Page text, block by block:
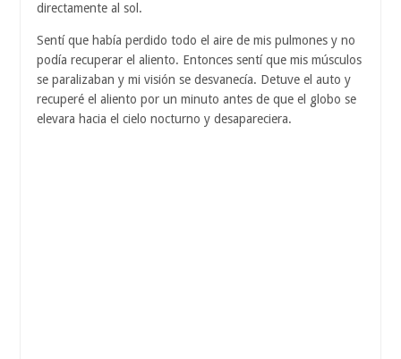
directamente al sol.
Sentí que había perdido todo el aire de mis pulmones y no
podía recuperar el aliento. Entonces sentí que mis músculos
se paralizaban y mi visión se desvanecía. Detuve el auto y
recuperé el aliento por un minuto antes de que el globo se
elevara hacia el cielo nocturno y desapareciera.